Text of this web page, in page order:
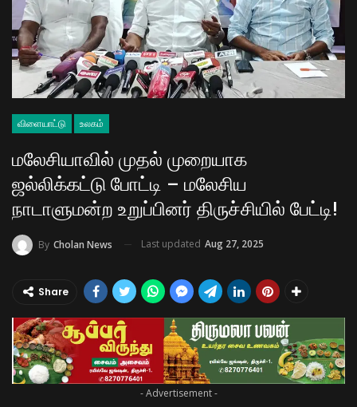
விளையாட்டு உலகம்
மலேசியாவில் முதல் முறையாக
ஜல்லிக்கட்டு போட்டி – மலேசிய
நாடாளுமன்ற உறுப்பினர் திருச்சியில் பேட்டி!
By Cholan News Last updated Aug 27, 2025
Share
- Advertisement -